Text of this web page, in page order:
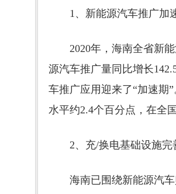
1、新能源汽车推广加
2020年，海南全省新能
源汽车推广量同比增长
车推广应用迎来了“加速期
水平约2.4个百分点，在全
2、充/换电基础设施完
海南已围绕新能源汽车